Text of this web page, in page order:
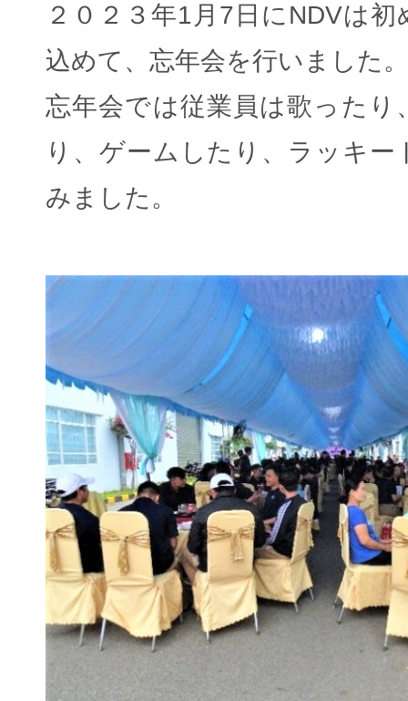
２０２３年1月7日にNDVは
込めて、忘年会を行いました。
忘年会では従業員は歌ったり
り、ゲームしたり、ラッキ
みました。